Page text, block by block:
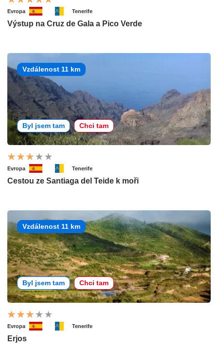
Evropa Tenerife
Výstup na Cruz de Gala a Pico Verde
Vzdálenost 11 km
Byl jsem tam Chci tam
Evropa Tenerife
Cestou ze Santiaga del Teide k moři
Vzdálenost 11 km
Byl jsem tam Chci tam
Evropa Tenerife
Erjos